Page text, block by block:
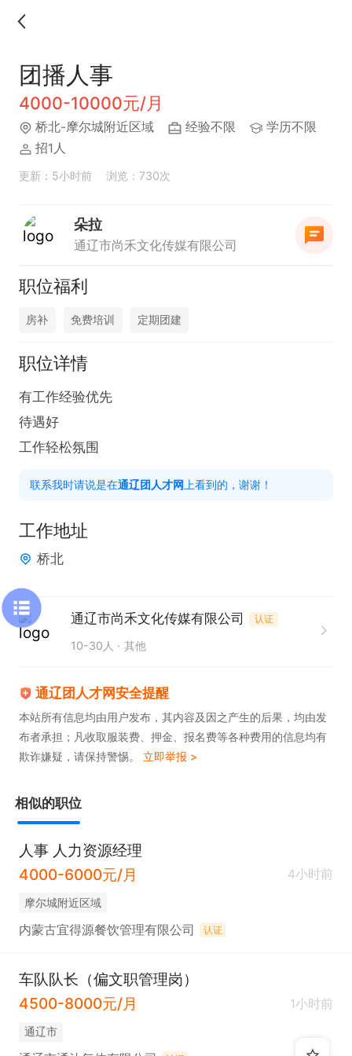
团播人事
4000-10000元/月
桥北-摩尔城附近区域 经验不限
学历不限
招1人
更新：5小时前 浏览：730次
朵拉
通辽市尚禾文化传媒有限公司
职位福利
房补 免费培训 定期团建
职位详情
有工作经验优先
待遇好
工作轻松氛围
联系我时请说是在通辽团人才网 上看到的，谢谢！
工作地址
桥北
通辽市尚禾文化传媒有限公司 认证
10-30人 其他
通辽团人才网安全提醒
本站所有信息均由用户发布，其内容及因之产生的后果，均由发
布者承担；凡收取服装费、押金、报名费等各种费用的信息均有
欺诈嫌疑，请保持警惕。 立即举报 >
相似的职位
人事 人力资源经理
4000-6000元/月
4小时前
摩尔城附近区域
内蒙古宜得源餐饮管理有限公司 认证
车队队长（偏文职管理岗）
4500-8000元/月
1小时前
通辽市